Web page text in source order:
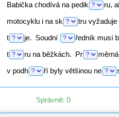
Babička chodívá na pedik ru,
motocyklu i nask truvyžaduje
t
je. Soudní ředníkmusí
t
runa běžkách. Pr měrná
v podh říbyly většinou ne
Správně: 0